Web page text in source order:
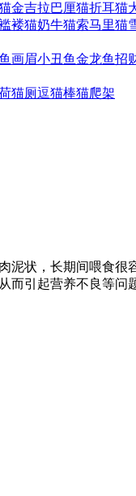
金吉拉巴厘猫折耳猫
褛猫奶牛猫索马里猫
画眉小丑鱼金龙鱼招
猫厕逗猫棒猫爬架
状，长期间喂食
而引起营养不良等问